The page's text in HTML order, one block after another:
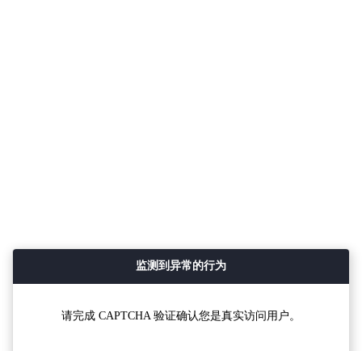
监测到异常的行为
请完成 CAPTCHA 验证确认您是真实访问用户。